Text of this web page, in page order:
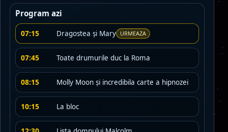
Program azi
07:15 Dragostea și Mary URMEAZA
07:45 Toate drumurile duc la Roma
08:15 Molly Moon și incredibila carte a hipnozei
10:15 La bloc